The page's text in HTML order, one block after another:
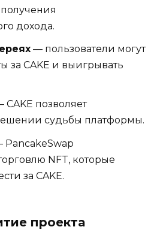
дохода.
— пользователи могут
за CAKE и выигрывать
CAKE позволяет
судьбы платформы.
PancakeSwap
NFT, которые
за CAKE.
проекта